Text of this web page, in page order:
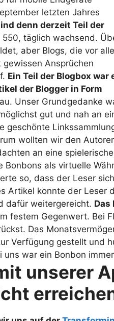
letzten Jahres
denn derzeit Teil der
täglich wachsend.
aber Blogs, die vor
Ansprüchen
Ein Teil der Blogbox war
der Blogger in Form
Unser Grundgedanke
gut und nah an
geschönte
wollten wir den
an eine
Bonbons als virtuelle
so, dass der Leser
Artikel konnte der Leser
dafür weitergereicht. Das
festem Gegenwert. Bei
Das
Verfügung gestellt und
uns war ein Bonbon
unserer